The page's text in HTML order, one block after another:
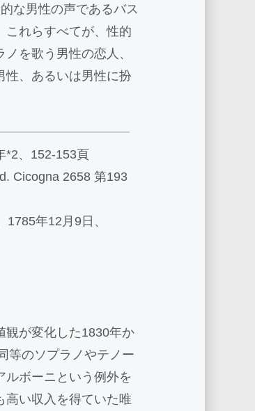
な男性の声であるバス
これらすべてが、性的
を歌う男性の恋人、
性、あるいは男性に扮
*2、152-153頁
Cicogna 2658 第193
年12月9日、
観が変化した1830年か
等のソプラノやテノー
ルボーニという例外を
高い収入を得ていた唯